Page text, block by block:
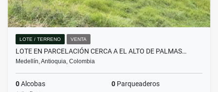
LOTE / TERRENO VENTA
LOTE EN PARCELACIÓN CERCA A EL ALTO DE PALMAS…
Medellín, Antioquia, Colombia
0Alcobas 0 Parqueaderos